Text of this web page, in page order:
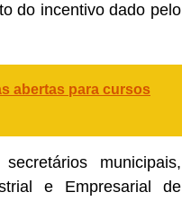
do incentivo dado pelo
abertas para cursos
municipais,
e Empresarial de